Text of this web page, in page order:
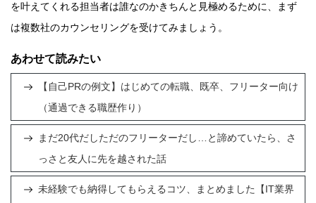
を叶えてくれる担当者は誰なのかきちんと見極めるために、まず
は複数社のカウンセリングを受けてみましょう。
あわせて読みたい
【自己PRの例文】はじめての転職、既卒、フリーター向け
（通過できる職歴作り）
まだ20代だしただのフリーターだし…と諦めていたら、さ
っさと友人に先を越された話
未経験でも納得してもらえるコツ、まとめました【IT業界